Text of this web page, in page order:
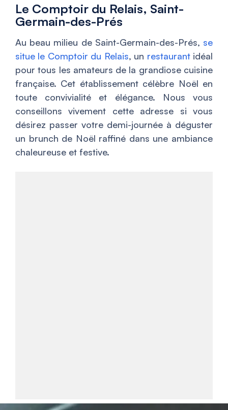
Le Comptoir du Relais, Saint-
Germain-des-Prés
Au beau milieu de Saint-Germain-des-Prés, se
situe le Comptoir du Relais, un restaurantidéal
pour tous les amateurs de la grandiose cuisine
française. Cet établissement célèbre Noël en
toute convivialité et élégance. Nous vous
conseillons vivement cette adresse si vous
désirez passer votre demi-journée à déguster
un brunch de Noël raffiné dans une ambiance
chaleureuse et festive.